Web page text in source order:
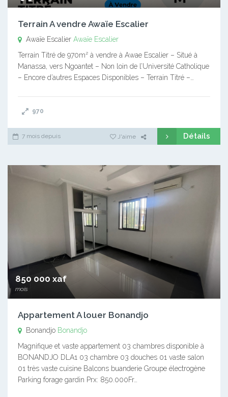
Terrain A vendre Awaïe Escalier
Awaïe Escalier Awaïe Escalier
Terrain Titré de 970m² à vendre à Awae Escalier – Situé à
Manassa, vers Ngoantet – Non loin de l’Université Catholique
– Encore d’autres Espaces Disponibles – Terrain Titré –…
970
7 mois depuis J'aime Détails
850 000 xaf
mois
Appartement A louer Bonandjo
Bonandjo Bonandjo
Magnifique et vaste appartement 03 chambres disponible à
BONANDJO DLA1 03 chambre 03 douches 01 vaste salon
01 très vaste cuisine Balcons buanderie Groupe électrogène
Parking forage gardin Prx: 850.000Fr…